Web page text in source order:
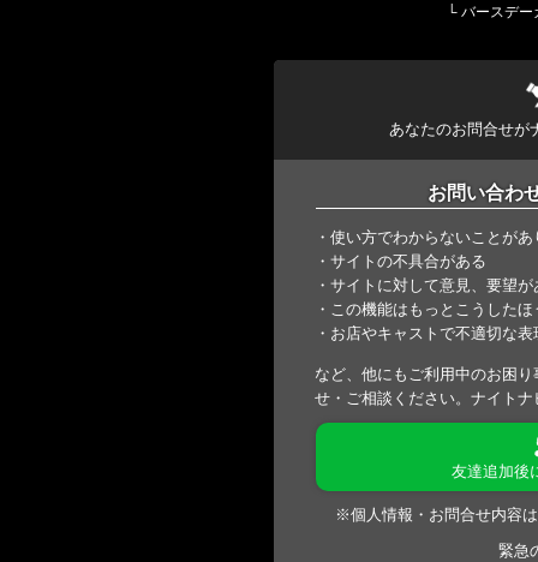
└ バースデー
あなたのお問合せが
お問い合わ
・使い方でわからないことが
・サイトの不具合がある
・サイトに対して意見、要望が
・この機能はもっとこうした
・お店やキャストで不適切な
など、他にもご利用中のお困
せ・ご相談ください。ナイト
友達追加後
※個人情報・お問合せ内容
緊急